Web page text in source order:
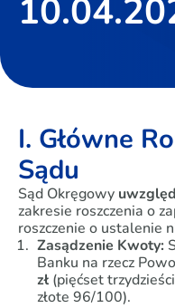
I. Główne
Sądu
Sąd Okręgowy
zakresie roszczenia o
roszczenie o ustalenie
Zasądzenie Kwoty:
Banku na rzecz
zł (pięćset
złote 96/100).